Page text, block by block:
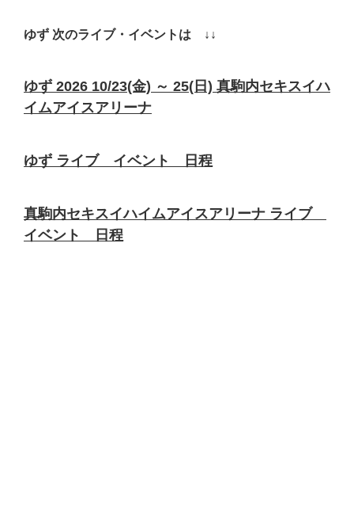
ゆず 次のライブ・イベントは ↓↓
ゆず 2026 10/23(金) ～ 25(日) 真駒内セキスイハ
イムアイスアリーナ
ゆず ライブ イベント 日程
真駒内セキスイハイムアイスアリーナ ライブ
イベント 日程